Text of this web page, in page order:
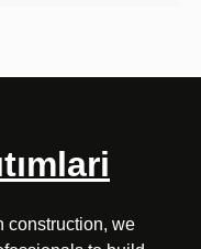
construction, we